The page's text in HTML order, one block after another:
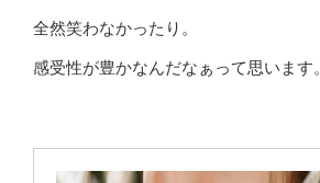
全然笑わなかったり。
感受性が豊かなんだなぁって思います。